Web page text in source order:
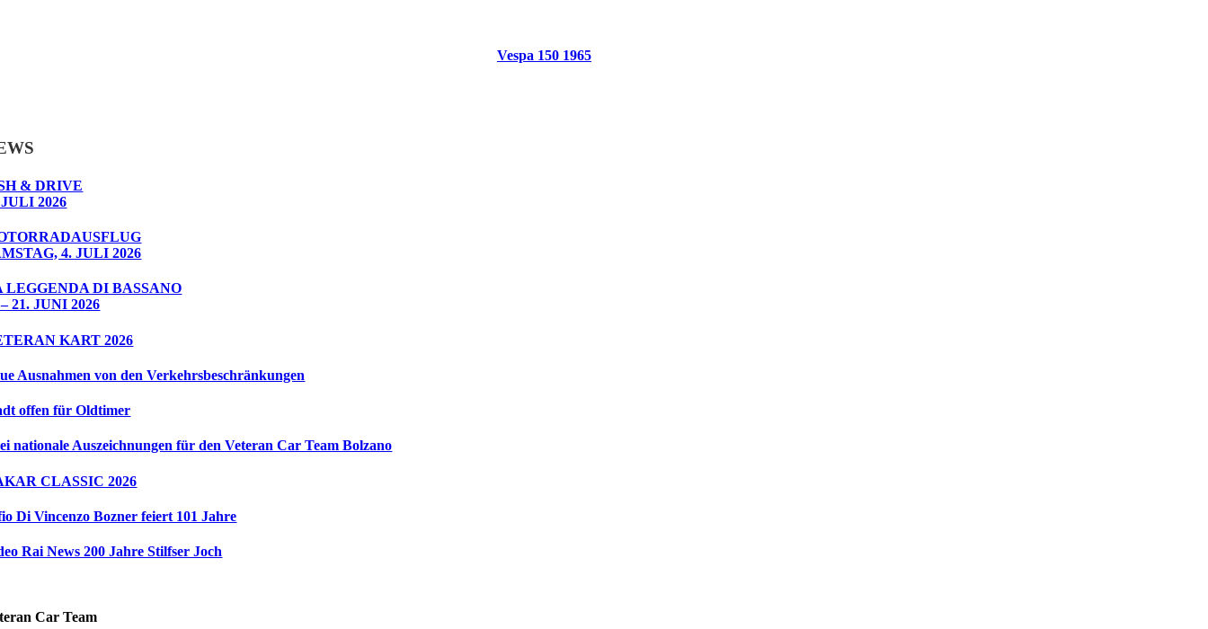
Vespa 150 1965
& DRIVE
JULI 2026
4. JULI 2026
LEGGENDA DI BASSANO
21. JUNI 2026
KART 2026
Ausnahmen von den Verkehrsbeschränkungen
offen für Oldtimer
nationale Auszeichnungen für den Veteran Car Team Bolzano
CLASSIC 2026
Di Vincenzo Bozner feiert 101 Jahre
Rai News 200 Jahre Stilfser Joch
Car Team